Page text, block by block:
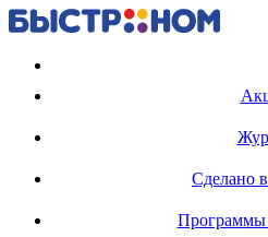
Сделано
Программы